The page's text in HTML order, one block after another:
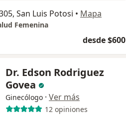
San Luis Potosi • Mapa
Femenina
desde $600
Dr. Edson Rodriguez
Govea
Ginecólogo · Ver más
12 opiniones